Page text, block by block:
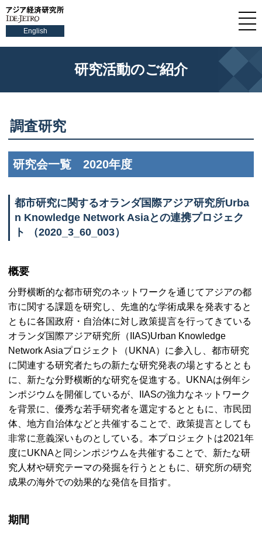
English
研究活動のご紹介
調査研究
研究会一覧 2020年度
都市研究に関するオランダ国際アジア研究所Urba
n Knowledge Network Asiaとの連携プロジェク
ト （2020_3_60_003）
概要
分野横断的な都市研究のネットワークを通じてアジアの都
市に関する課題を研究し、先進的な学術成果を発表すると
ともに各国政府・自治体に対し政策提言を行ってきている
オランダ国際アジア研究所（ IIAS)Urban Knowledge
Network Asiaプロジェクト（UKNA）に参入し、都市研究
に関連する研究者たちの新たな研究発表の場とするととも
に、新たな分野横断的な研究を促進する。 UKNAは例年シ
ンポジウムを開催しているが、
IIASの強力なネットワーク
を背景に、優秀な若手研究者を選定するとともに、市民団
体、地方自治体などと共催することで、政策提言としても
非常に意義深いものとしている。本プロジェクトは2021年
度にUKNAと同シンポジウムを共催することで、新たな研
究人材や研究テーマの発掘を行うとともに、研究所の研究
成果の海外での効果的な発信を目指す。
期間